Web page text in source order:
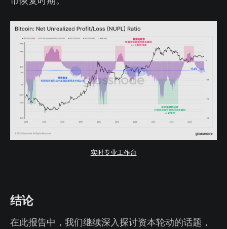
实时专业工作台
结论
在此报告中，我们继续深入探讨资本轮动的话题，